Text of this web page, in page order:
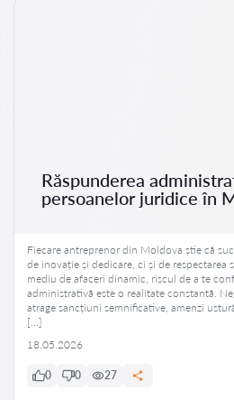
Răspunderea
persoanelor juridice în
Fiecare antreprenor din Moldova știe că
de inovație și dedicare, ci și de respectarea
mediu de afaceri dinamic, riscul de a te
administrativă este o realitate constantă.
atrage sancțiuni semnificative, amenzi
[…]
18.05.2026
0 0 27